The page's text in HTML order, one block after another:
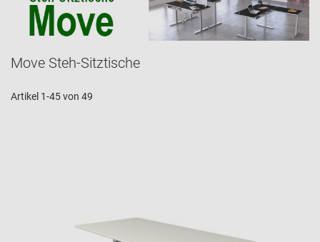
Move Steh-Sitztische
Artikel 1-45von 49